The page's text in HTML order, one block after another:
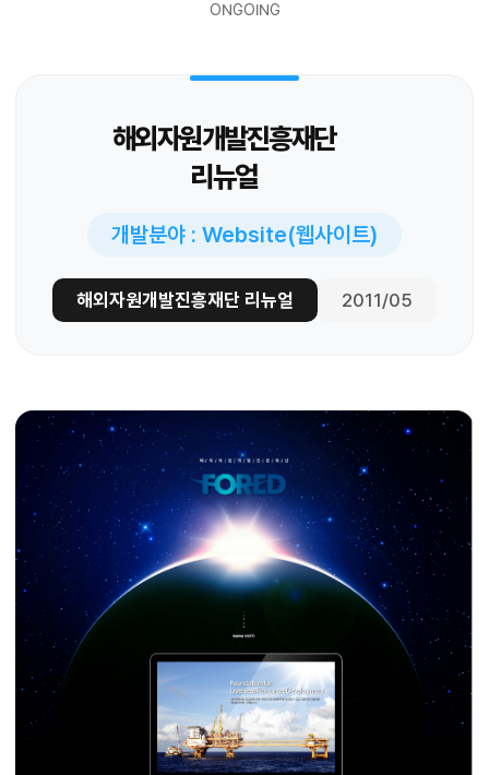
ONGOING
해외자원개발진흥재단
리뉴얼
개발분야 : Website(웹사이트)
해외자원개발진흥재단 리뉴얼 2011/05